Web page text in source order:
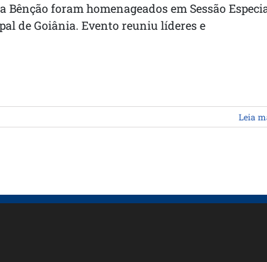
Bênção foram homenageados em Sessão
de Goiânia. Evento reuniu líderes e
Leia